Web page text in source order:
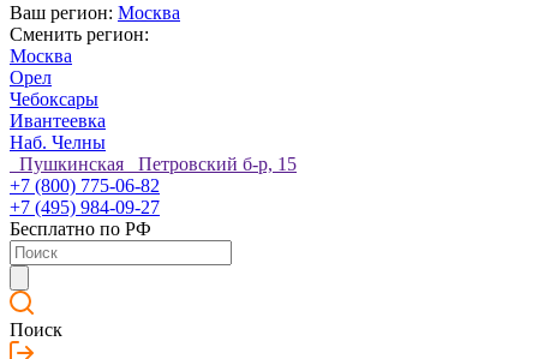
Ваш регион: Москва
Сменить регион:
Москва
Орел
Чебоксары
Ивантеевка
Наб. Челны
Пушкинская Петровский б-р, 15
+7 (800) 775-06-82
+7 (495) 984-09-27
Бесплатно по РФ
Поиск